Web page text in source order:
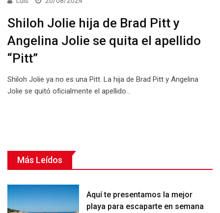
Shiloh Jolie hija de Brad Pitt y
Angelina Jolie se quita el apellido
“Pitt”
Shiloh Jolie ya no es una Pitt. La hija de Brad Pitt y Angelina
Jolie se quitó oficialmente el apellido…
Más Leídos
Aquí te presentamos la mejor
playa para escaparte en semana